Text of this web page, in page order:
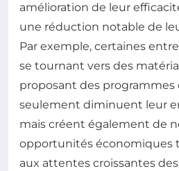
amélioration de leur
une réduction notable de
Par exemple, certaines
se tournant vers des
proposant des programmes
seulement diminuent leur
mais créent également de
opportunités économiques
aux attentes croissantes